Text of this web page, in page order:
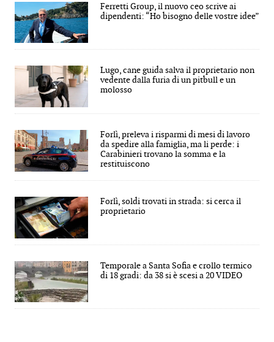
Ferretti Group, il nuovo ceo scrive ai
dipendenti: “Ho bisogno delle vostre idee”
Lugo, cane guida salva il proprietario non
vedente dalla furia di un pitbull e un
molosso
Forlì, preleva i risparmi di mesi di lavoro
da spedire alla famiglia, ma li perde: i
Carabinieri trovano la somma e la
restituiscono
Forlì, soldi trovati in strada: si cerca il
proprietario
Temporale a Santa Sofia e crollo termico
di 18 gradi: da 38 si è scesi a 20 VIDEO